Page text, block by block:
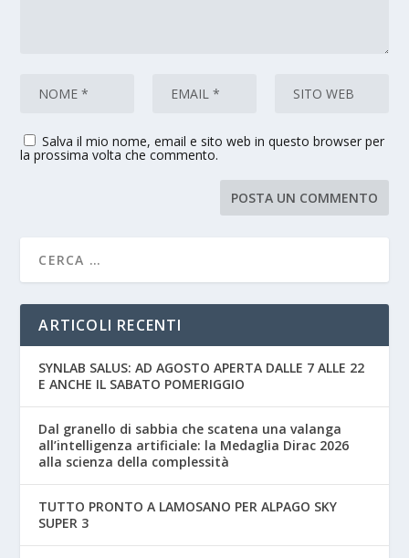
Salva il mio nome, email e sito web in questo browser per
la prossima volta che commento.
ARTICOLI RECENTI
SYNLAB SALUS: AD AGOSTO APERTA DALLE 7 ALLE 22
E ANCHE IL SABATO POMERIGGIO
Dal granello di sabbia che scatena una valanga
all’intelligenza artificiale: la Medaglia Dirac 2026
alla scienza della complessità
TUTTO PRONTO A LAMOSANO PER ALPAGO SKY
SUPER 3